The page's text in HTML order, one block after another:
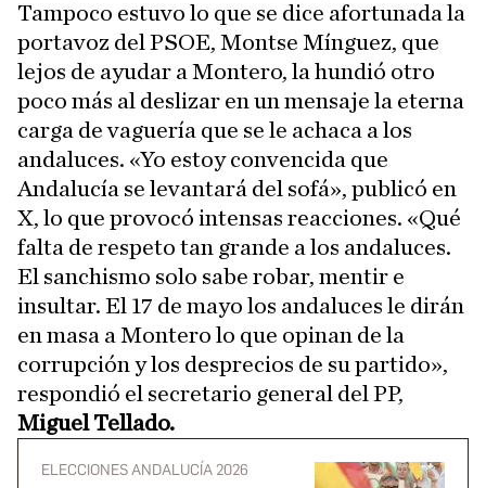
Tampoco estuvo lo que se dice afortunada la
portavoz del PSOE, Montse Mínguez, que
lejos de ayudar a Montero, la hundió otro
poco más al deslizar en un mensaje la eterna
carga de vaguería que se le achaca a los
andaluces. «Yo estoy convencida que
Andalucía se levantará del sofá», publicó en
X, lo que provocó intensas reacciones. «Qué
falta de respeto tan grande a los andaluces.
El sanchismo solo sabe robar, mentir e
insultar. El 17 de mayo los andaluces le dirán
en masa a Montero lo que opinan de la
corrupción y los desprecios de su partido»,
respondió el secretario general del PP,
Miguel Tellado.
ELECCIONES ANDALUCÍA 2026